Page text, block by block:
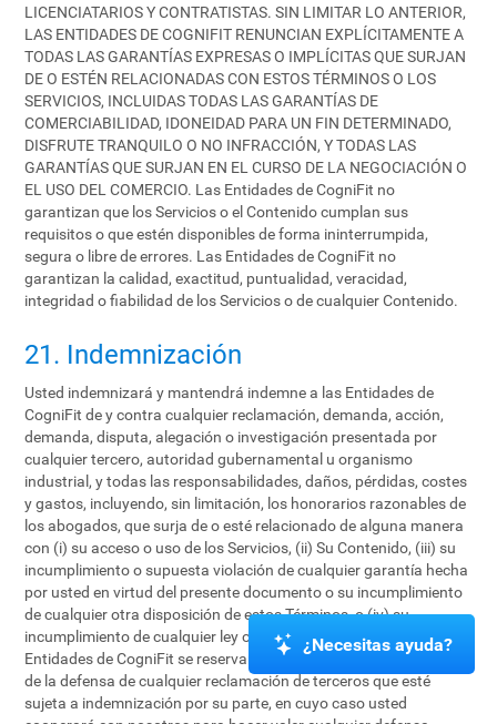
LICENCIATARIOS Y CONTRATISTAS. SIN LIMITAR LO ANTERIOR,
LAS ENTIDADES DE COGNIFIT RENUNCIAN EXPLÍCITAMENTE A
TODAS LAS GARANTÍAS EXPRESAS O IMPLÍCITAS QUE SURJAN
DE O ESTÉN RELACIONADAS CON ESTOS TÉRMINOS O LOS
SERVICIOS, INCLUIDAS TODAS LAS GARANTÍAS DE
COMERCIABILIDAD, IDONEIDAD PARA UN FIN DETERMINADO,
DISFRUTE TRANQUILO O NO INFRACCIÓN, Y TODAS LAS
GARANTÍAS QUE SURJAN EN EL CURSO DE LA NEGOCIACIÓN O
EL USO DEL COMERCIO. Las Entidades de CogniFit no
garantizan que los Servicios o el Contenido cumplan sus
requisitos o que estén disponibles de forma ininterrumpida,
segura o libre de errores. Las Entidades de CogniFit no
garantizan la calidad, exactitud, puntualidad, veracidad,
integridad o fiabilidad de los Servicios o de cualquier Contenido.
21. Indemnización
Usted indemnizará y mantendrá indemne a las Entidades de
CogniFit de y contra cualquier reclamación, demanda, acción,
demanda, disputa, alegación o investigación presentada por
cualquier tercero, autoridad gubernamental u organismo
industrial, y todas las responsabilidades, daños, pérdidas, costes
y gastos, incluyendo, sin limitación, los honorarios razonables de
los abogados, que surja de o esté relacionado de alguna manera
con (i) su acceso o uso de los Servicios, (ii) Su Contenido, (iii) su
incumplimiento o supuesta violación de cualquier garantía hecha
por usted en virtud del presente documento o su incumplimiento
de cualquier otra disposición de estos Términos, o (iv) su
incumplimiento de cualquier ley o los derechos de un tercero. Las
Entidades de CogniFit se reservan el derecho de asumir el control
de la defensa de cualquier reclamación de terceros que esté
sujeta a indemnización por su parte, en cuyo caso usted
¿Necesitas ayuda?